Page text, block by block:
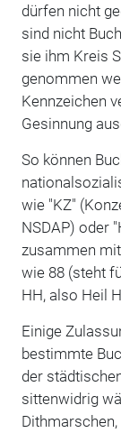
dürfen nicht
sind nicht
sie ihm Kreis
genommen
Kennzeichen
Gesinnung
So können
wie "KZ"
NSDAP) oder
zusammen
wie 88 (steht
HH, also Heil
Einige
bestimmte
der
sittenwidrig
Dithmarschen,